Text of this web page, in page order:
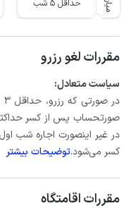
حداقل 5 شب
مقررات لغو رزرو
سیاست متعادل:
کسر می‌شود.توضیحات بیشتر
مقررات اقامتگاه